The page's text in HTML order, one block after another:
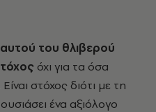
του θλιβερού
όχι για τα όσα
στόχος διότι με τη
ένα αξιόλογο